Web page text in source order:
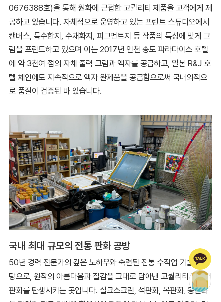
0676388호)을 통해 원화에 근접한 고퀄리티 제품을 고객에게 제
공하고 있습니다. 자체적으로 운영하고 있는 프린트 스튜디오에서
캔버스, 특수한지, 수채화지, 피그먼트지 등 작품의 특성에 맞게 그
림을 프린트하고 있으며 이는 2017년 인천 송도 파라다이스 호텔
에 약 3천여 점의 자체 출력 그림과 액자를 공급하고, 일본 R&J 호
텔 체인에도 지속적으로 액자 완제품을 공급함으로써 국내외적으
로 품질이 검증된 바 있습니다.
국내 최대 규모의 전통 판화 공방
50년 경력 전문가의 깊은 노하우와 숙련된 전통 수작업 기술을 바
탕으로, 원작의 아름다움과 질감을 그대로 담아낸 고퀄리티 에디션
판화를 탄생시키는 곳입니다. 실크스크린, 석판화, 목판화, 동판화